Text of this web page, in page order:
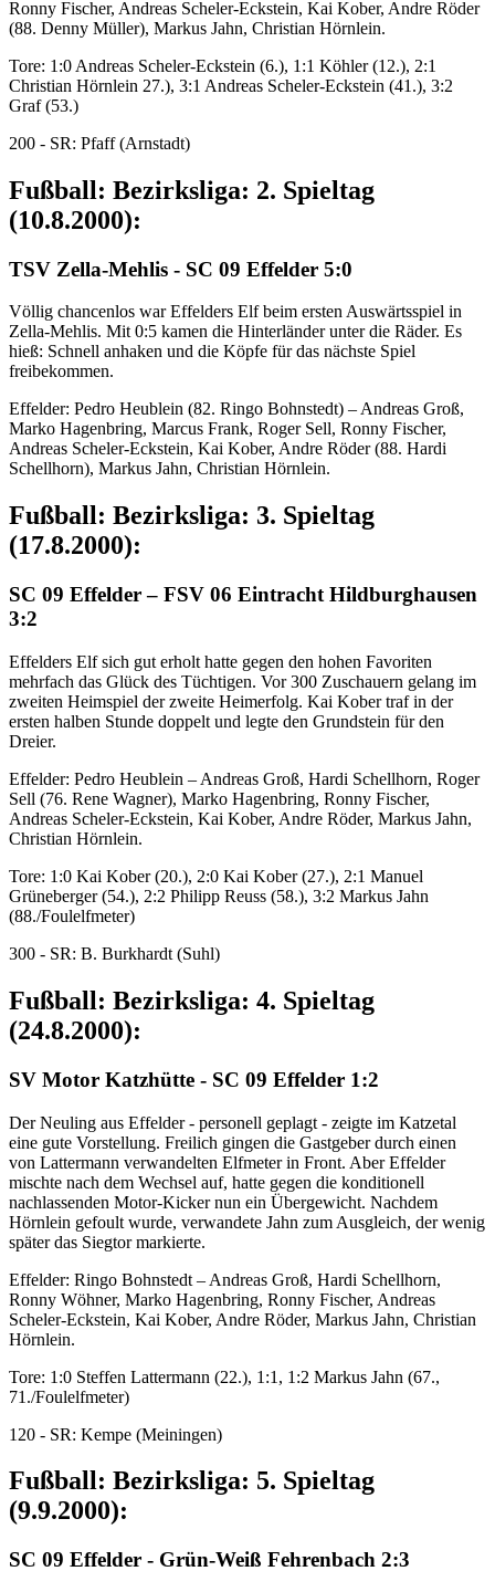
Ronny Fischer, Andreas Scheler-Eckstein, Kai Kober, Andre Röder
(88. Denny Müller), Markus Jahn, Christian Hörnlein.
Tore: 1:0 Andreas Scheler-Eckstein (6.), 1:1 Köhler (12.), 2:1
Christian Hörnlein 27.), 3:1 Andreas Scheler-Eckstein (41.), 3:2
Graf (53.)
200 - SR: Pfaff (Arnstadt)
Fußball: Bezirksliga: 2. Spieltag
(10.8.2000):
TSV Zella-Mehlis - SC 09 Effelder 5:0
Völlig chancenlos war Effelders Elf beim ersten Auswärtsspiel in
Zella-Mehlis. Mit 0:5 kamen die Hinterländer unter die Räder. Es
hieß: Schnell anhaken und die Köpfe für das nächste Spiel
freibekommen.
Effelder: Pedro Heublein (82. Ringo Bohnstedt) – Andreas Groß,
Marko Hagenbring, Marcus Frank, Roger Sell, Ronny Fischer,
Andreas Scheler-Eckstein, Kai Kober, Andre Röder (88. Hardi
Schellhorn), Markus Jahn, Christian Hörnlein.
Fußball: Bezirksliga: 3. Spieltag
(17.8.2000):
SC 09 Effelder – FSV 06 Eintracht Hildburghausen
3:2
Effelders Elf sich gut erholt hatte gegen den hohen Favoriten
mehrfach das Glück des Tüchtigen. Vor 300 Zuschauern gelang im
zweiten Heimspiel der zweite Heimerfolg. Kai Kober traf in der
ersten halben Stunde doppelt und legte den Grundstein für den
Dreier.
Effelder: Pedro Heublein – Andreas Groß, Hardi Schellhorn, Roger
Sell (76. Rene Wagner), Marko Hagenbring, Ronny Fischer,
Andreas Scheler-Eckstein, Kai Kober, Andre Röder, Markus Jahn,
Christian Hörnlein.
Tore: 1:0 Kai Kober (20.), 2:0 Kai Kober (27.), 2:1 Manuel
Grüneberger (54.), 2:2 Philipp Reuss (58.), 3:2 Markus Jahn
(88./Foulelfmeter)
300 - SR: B. Burkhardt (Suhl)
Fußball: Bezirksliga: 4. Spieltag
(24.8.2000):
SV Motor Katzhütte - SC 09 Effelder 1:2
Der Neuling aus Effelder - personell geplagt - zeigte im Katzetal
eine gute Vorstellung. Freilich gingen die Gastgeber durch einen
von Lattermann verwandelten Elfmeter in Front. Aber Effelder
mischte nach dem Wechsel auf, hatte gegen die konditionell
nachlassenden Motor-Kicker nun ein Übergewicht. Nachdem
Hörnlein gefoult wurde, verwandete Jahn zum Ausgleich, der wenig
später das Siegtor markierte.
Effelder: Ringo Bohnstedt – Andreas Groß, Hardi Schellhorn,
Ronny Wöhner, Marko Hagenbring, Ronny Fischer, Andreas
Scheler-Eckstein, Kai Kober, Andre Röder, Markus Jahn, Christian
Hörnlein.
Tore: 1:0 Steffen Lattermann (22.), 1:1, 1:2 Markus Jahn (67.,
71./Foulelfmeter)
120 - SR: Kempe (Meiningen)
Fußball: Bezirksliga: 5. Spieltag
(9.9.2000):
SC 09 Effelder - Grün-Weiß Fehrenbach 2:3